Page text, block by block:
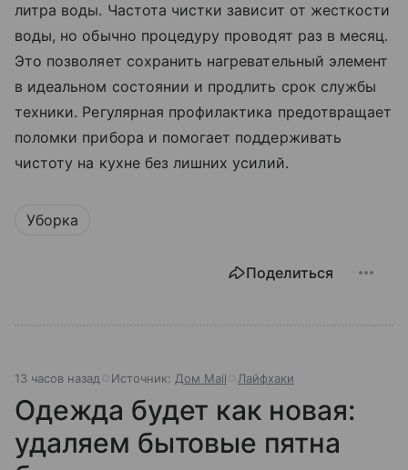
литра воды. Частота чистки зависит от жесткости
воды, но обычно процедуру проводят раз в месяц.
Это позволяет сохранить нагревательный элемент
в идеальном состоянии и продлить срок службы
техники. Регулярная профилактика предотвращает
поломки прибора и помогает поддерживать
чистоту на кухне без лишних усилий.
Уборка
Поделиться
13 часов назад Источник: Дом Mail Лайфхаки
Одежда будет как новая:
удаляем бытовые пятна